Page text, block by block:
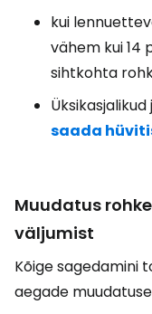
kui
vähem kui 14
sihtkohta
saada
Muudatus
väljumist
Kõige sagedamini
aegade